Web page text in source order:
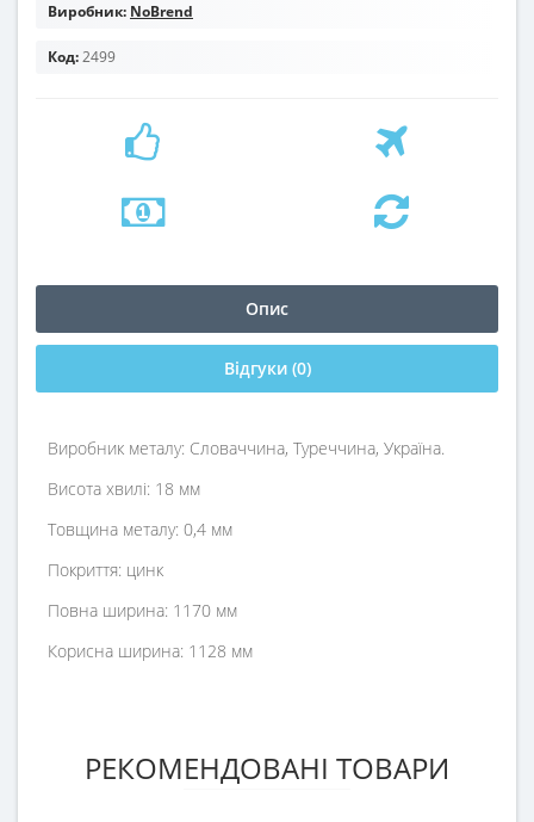
Виробник: NoBrend
Код:2499
Опис
Відгуки (0)
Виробник металу: Словаччина, Туреччина, Україна.
Висота хвилі: 18 мм
Товщина металу: 0,4 мм
Покриття: цинк
Повна ширина: 1170 мм
Корисна ширина: 1128 мм
РЕКОМЕНДОВАНІ ТОВАРИ